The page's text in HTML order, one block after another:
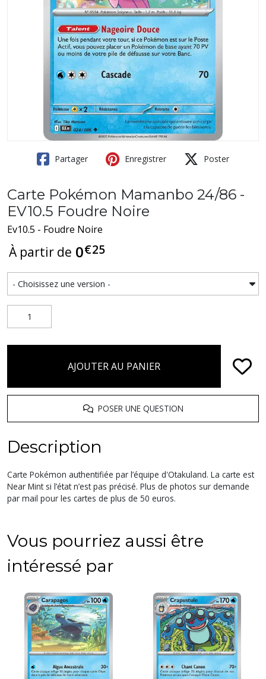
Partager Enregistrer Poster
Carte Pokémon Mamanbo 24/86 -
EV10.5 Foudre Noire
Ev10.5 - Foudre Noire
À partir de 0€25
AJOUTER AU PANIER
POSER UNE QUESTION
Description
Carte Pokémon authentifiée par l’équipe d'Otakuland. La carte est
Near Mint si l’état n’est pas précisé. Plus de photos sur demande
par mail pour les cartes de plus de 50 euros.
Vous pourriez aussi être
intéressé par